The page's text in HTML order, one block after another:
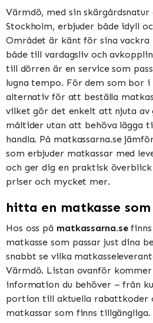
Värmdö, med sin
Stockholm, erbjuder både idyll
Området är känt för sina vackra
både till vardagsliv och
till dörren är en service som
lugna tempo. För dem som bor
alternativ för att beställa
vilket gör det enkelt att njuta av
måltider utan att behöva lägga
handla. På matkassarna.se
som erbjuder matkassar med
och ger dig en praktisk
priser och mycket mer.
hitta en matkasse
Hos oss på matkassarna.sefinns
matkasse som passar just dina
snabbt se vilka
Värmdö. Listan ovanför
information du behöver – från
portion till aktuella rabattkoder
matkassar som finns tillgängliga.